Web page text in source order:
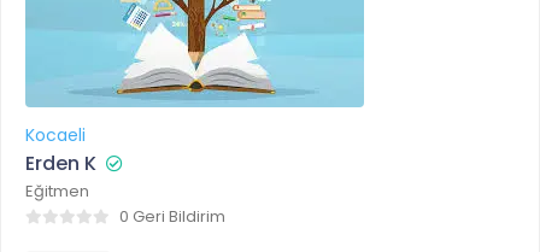
Kocaeli
Erden K
Eğitmen
0 Geri Bildirim